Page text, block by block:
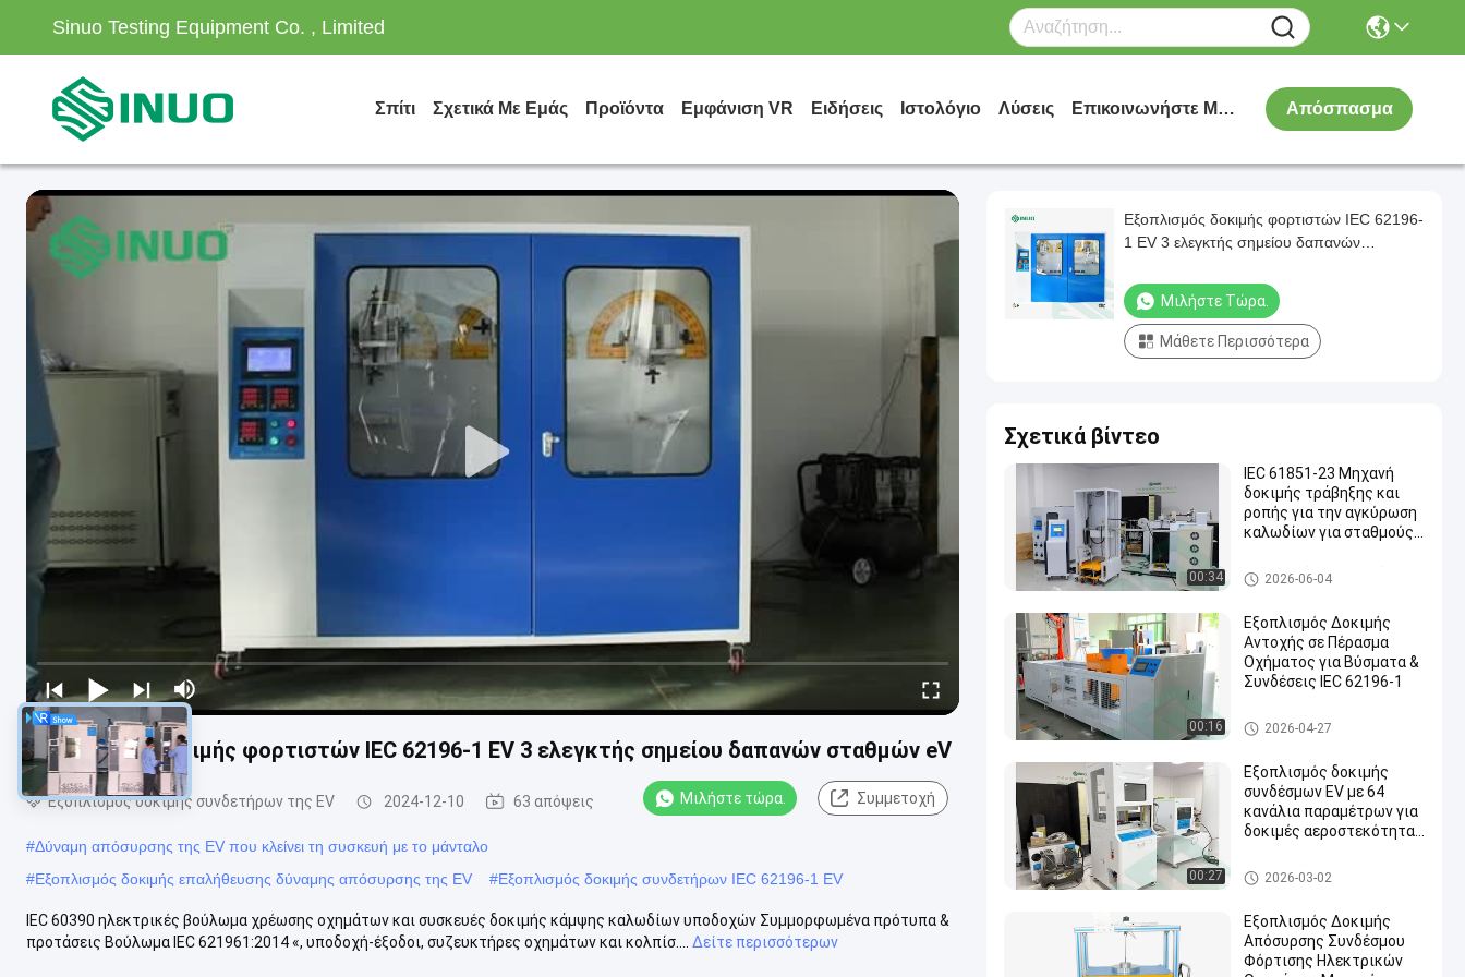
Sinuo Testing Equipment Co. , Limited
Σπίτι Σχετικά Με Εμάς Προϊόντα Εμφάνιση VR Ειδήσεις Ιστολόγιο Λύσεις Επικοινωνήστε Μαζί Μας Απόσπασμα
Εξοπλισμός δοκιμής φορτιστών IEC 62196-1 EV 3 ελεγκτής σημείου δαπανών σταθμών eV
Εξοπλισμός δοκιμής συνδετήρων της EV 2024-12-10 63 απόψεις Μιλήστε τώρα. Συμμετοχή
#Δύναμη απόσυρσης της EV που κλείνει τη συσκευή με το μάνταλο
#Εξοπλισμός δοκιμής επαλήθευσης δύναμης απόσυρσης της EV #Εξοπλισμός δοκιμής συνδετήρων IEC 62196-1 EV
IEC 60390 ηλεκτρικές βούλωμα χρέωσης οχημάτων και συσκευές δοκιμής κάμψης καλωδίων υποδοχών Συμμορφωμένα πρότυπα &
προτάσεις Βούλωμα IEC 621961:2014 «, υποδοχή-έξοδοι, συζευκτήρες οχημάτων και κολπίσ....
Δείτε περισσότερων
Εξοπλισμός δοκιμής φορτιστών IEC 62196-
1 EV 3 ελεγκτής σημείου δαπανών
Μιλήστε Τώρα.
Μάθετε Περισσότερα
Σχετικά βίντεο
00:34
IEC 61851-23 Μηχανή
δοκιμής τράβηξης και
ροπής για την αγκύρωση
καλωδίων για σταθμούς
οχημάτων
Ηλεκτρικός εξοπλισμός δοκι
μής οχημάτων
2026-06-04
00:16
Εξοπλισμός Δοκιμής
Αντοχής σε Πέρασμα
Οχήματος για Βύσματα &
Συνδέσεις IEC 62196-1
Εξοπλισμός δοκιμής συνδετ
ήρων της EV
2026-04-27
00:27
Εξοπλισμός δοκιμής
συνδέσμων EV με 64
κανάλια παραμέτρων για
δοκιμές αεροστεκότητας
Εξοπλισμός δοκιμής συνδετ
ήρων της EV
2026-03-02
Εξοπλισμός Δοκιμής
Απόσυρσης Συνδέσμου
Φόρτισης Ηλεκτρικών